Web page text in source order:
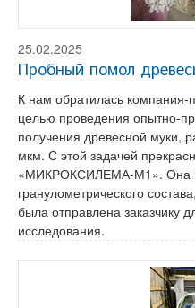
25.02.2025
Пробный помол
К нам обратилась компания-
целью проведения опытно-
получения древесной муки,
мкм. С этой задачей
«МИКРОКСИЛЕМА-М1». Она
гранулометрического
была отправлена заказчику
исследования.